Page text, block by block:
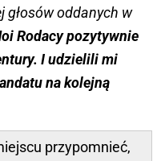
głosów oddanych w
Rodacy pozytywnie
I udzielili mi
na kolejną
przypomnieć,